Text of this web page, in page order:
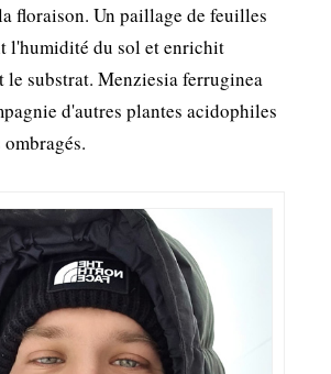
floraison. Un paillage de feuilles
l'humidité du sol et enrichit
le substrat. Menziesia ferruginea
d'autres plantes acidophiles